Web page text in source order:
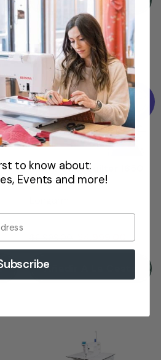
VENTA
Pfaff PowerQuilter 1650
w/ 5ft Frame
Añadir A La Cesta
to know about:
Events and more!